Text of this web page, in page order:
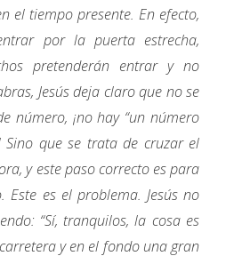
el tiempo presente. En efecto,
por la puerta estrecha,
pretenderán entrar y no
Jesús deja claro que no se
número, ¡no hay “un número
Sino que se trata de cruzar el
y este paso correcto es para
Este es el problema. Jesús no
“Sí, tranquilos, la cosa es
y en el fondo una gran